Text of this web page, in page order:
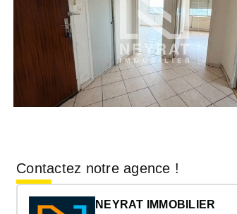
Contactez notre agence !
NEYRAT IMMOBILIER